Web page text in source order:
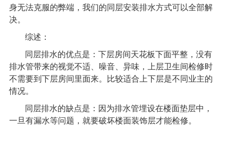
身无法克服的弊端，我们的同层安装排水方式可以全部解
决。
综述：
同层排水的优点是：下层房间天花板下面平整，没有
排水管带来的视觉不适、噪音、异味，上层卫生间检修时
不需要到下层房间里面来。比较适合上下层是不同业主的
情况。
同层排水的缺点是：因为排水管埋设在楼面垫层中，
一旦有漏水等问题，就要破坏楼面装饰层才能检修。